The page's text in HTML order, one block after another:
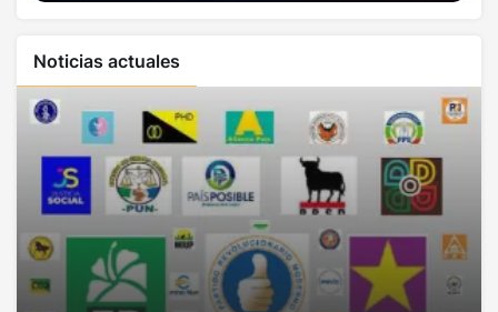
Noticias actuales